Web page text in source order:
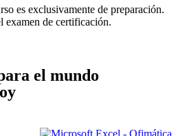
es exclusivamente de preparación.
de certificación.
el mundo